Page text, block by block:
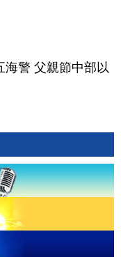
海警 父親節中部以